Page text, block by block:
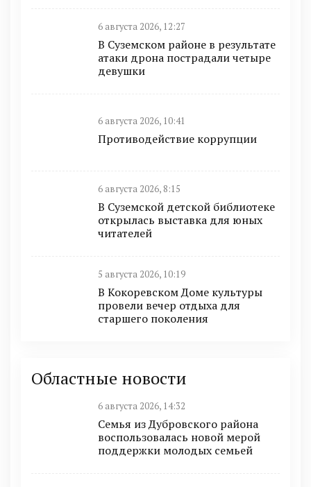
6 августа 2026, 12:27
В Суземском районе в результате
атаки дрона пострадали четыре
девушки
6 августа 2026, 10:41
Противодействие коррупции
6 августа 2026, 8:15
В Суземской детской библиотеке
открылась выставка для юных
читателей
5 августа 2026, 10:19
В Кокоревском Доме культуры
провели вечер отдыха для
старшего поколения
Областные новости
6 августа 2026, 14:32
Семья из Дубровского района
воспользовалась новой мерой
поддержки молодых семьей